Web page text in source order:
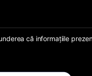
că informațiile